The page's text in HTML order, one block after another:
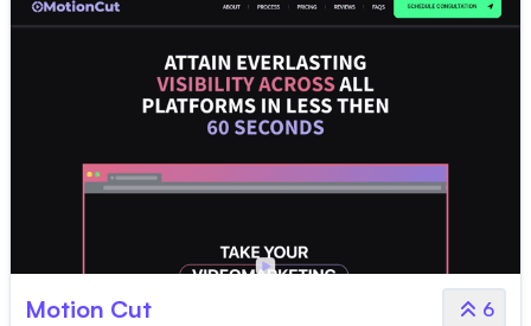
Motion Cut 6